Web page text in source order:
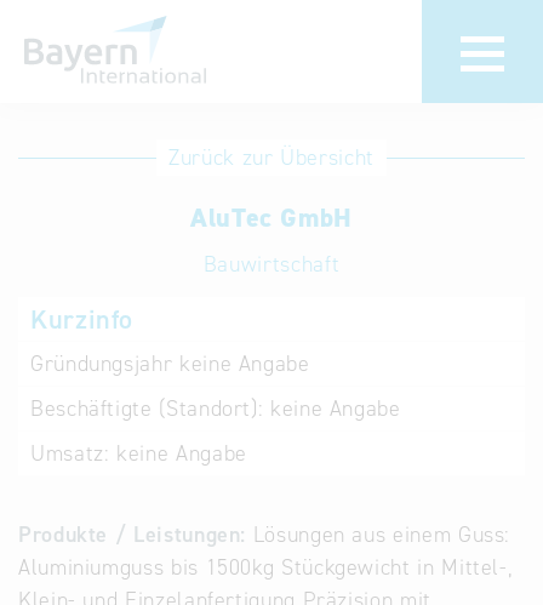
Anmeldung
Unternehmen
anmelden
Eintrag
löschen
Aktualisieren
Bavaria“
Datenbanken
Alternative
Zurück zur Übersicht
AluTec GmbH
Bauwirtschaft
Kurzinfo
Gründungsjahr keine Angabe
Beschäftigte (Standort): keine Angabe
Umsatz: keine Angabe
Produkte / Leistungen: Lösungen aus einem Guss:
Aluminiumguss bis 1500kg Stückgewicht in Mittel-,